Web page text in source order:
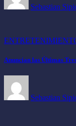
Sebastian
Anuncian las Últimas
Sebastian